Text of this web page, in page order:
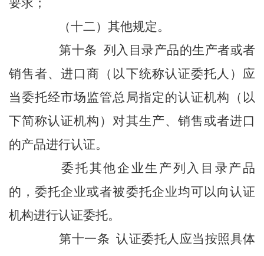
（十二）其他规定。
第十条 列入目录产品的生产者或者
销售者、进口商（以下统称认证委托人）应
当委托经市场监管总局指定的认证机构（以
下简称认证机构）对其生产、销售或者进口
的产品进行认证。
委托其他企业生产列入目录产品
的，委托企业或者被委托企业均可以向认证
机构进行认证委托。
第十一条 认证委托人应当按照具体